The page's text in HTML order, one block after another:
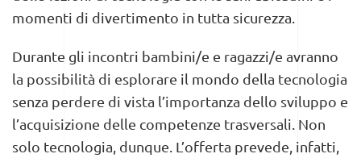
momenti di divertimento in tutta sicurezza.
Durante gli incontri bambini/e e ragazzi/e avranno
la possibilità di esplorare il mondo della tecnologia
senza perdere di vista l’importanza dello sviluppo e
l’acquisizione delle competenze trasversali. Non
solo tecnologia, dunque. L’offerta prevede, infatti,